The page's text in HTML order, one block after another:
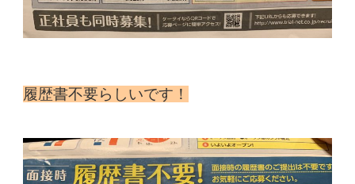
履歴書不要らしいです！